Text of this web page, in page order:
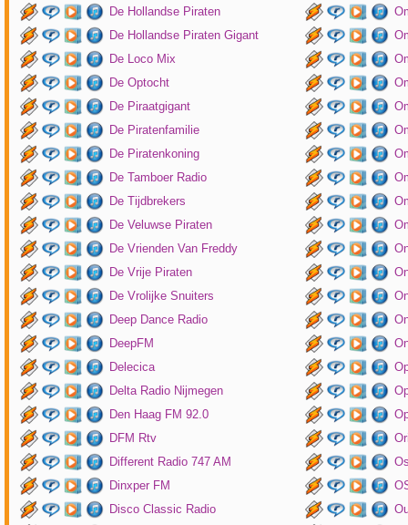
De Hollandse Piraten
De Hollandse Piraten Gigant
De Loco Mix
De Optocht
De Piraatgigant
De Piratenfamilie
De Piratenkoning
De Tamboer Radio
De Tijdbrekers
De Veluwse Piraten
De Vrienden Van Freddy
De Vrije Piraten
De Vrolijke Snuiters
Deep Dance Radio
DeepFM
Delecica
Delta Radio Nijmegen
Den Haag FM 92.0
DFM Rtv
Different Radio 747 AM
Dinxper FM
Disco Classic Radio